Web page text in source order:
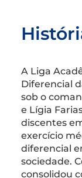
A Liga
Diferencial
sob o
e Lígia
discentes
exercício
diferencial
sociedade.
consolidou